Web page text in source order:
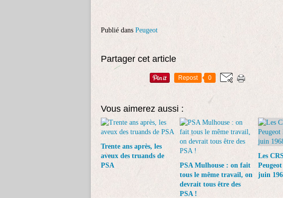
Publié dans Peugeot
Partager cet article
Repost 0
Vous aimerez aussi :
Trente ans après, les
aveux des truands de
PSA
PSA Mulhouse : on fait
tous le même travail, on
devrait tous être des
PSA !
Les
juin